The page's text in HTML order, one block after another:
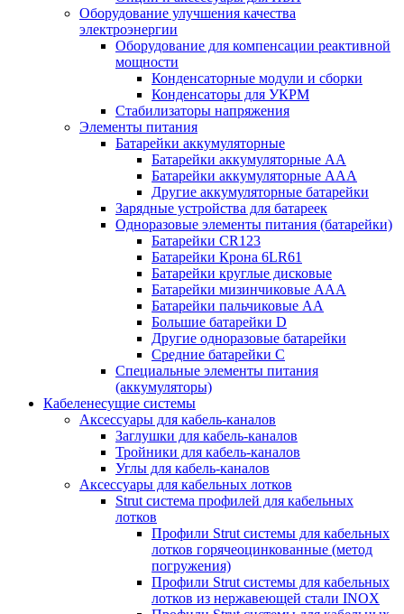
Оборудование улучшения качества
электроэнергии
Оборудование для компенсации реактивной
мощности
Конденсаторные модули и сборки
Конденсаторы для УКРМ
Стабилизаторы напряжения
Элементы питания
Батарейки аккумуляторные
Батарейки аккумуляторные АА
Батарейки аккумуляторные ААА
Другие аккумуляторные батарейки
Зарядные устройства для батареек
Одноразовые элементы питания (батарейки)
Батарейки CR123
Батарейки Крона 6LR61
Батарейки круглые дисковые
Батарейки мизинчиковые ААА
Батарейки пальчиковые АА
Большие батарейки D
Другие одноразовые батарейки
Средние батарейки C
Специальные элементы питания
(аккумуляторы)
Кабеленесущие системы
Аксессуары для кабель-каналов
Заглушки для кабель-каналов
Тройники для кабель-каналов
Углы для кабель-каналов
Аксессуары для кабельных лотков
Strut система профилей для кабельных
лотков
Профили Strut системы для кабельных
лотков горячеоцинкованные (метод
погружения)
Профили Strut системы для кабельных
лотков из нержавеющей стали INOX